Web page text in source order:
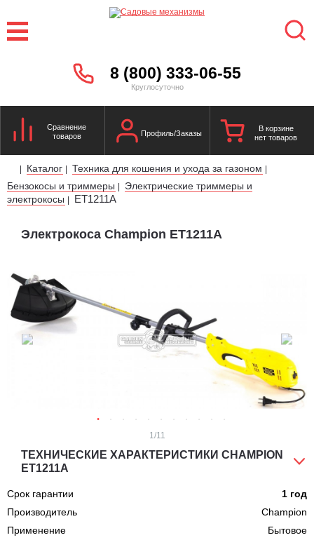
8 (800) 333-06-55
Круглосуточно
Сравнение
товаров
Профиль/Заказы
В корзине
нет товаров
| Каталог | Техника для кошения и ухода за газоном |
Бензокосы и триммеры |
Электрические триммеры и
электрокосы | ET1211A
Электрокоса Champion ET1211A
1/11
ТЕХНИЧЕСКИЕ ХАРАКТЕРИСТИКИ CHAMPION
ET1211A
Срок гарантии
1 год
Производитель
Champion
Применение
Бытовое